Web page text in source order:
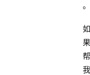
。
如
果
帮
我